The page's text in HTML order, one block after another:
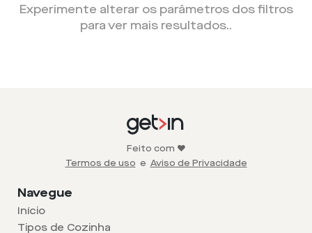
Experimente alterar os parâmetros dos filtros
para ver mais resultados..
Feito com ❤️
Termos de uso e Aviso de Privacidade
Navegue
Início
Tipos de Cozinha